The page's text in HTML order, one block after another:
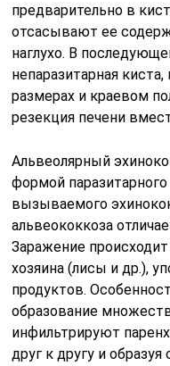
предварительно в
отсасывают ее
наглухо. В
непаразитарная
размерах и краевом
резекция печени
Альвеолярный
формой
вызываемого
альвеококкоза
Заражение
хозяина (лисы и др.),
продуктов.
образование
инфильтрируют
друг к другу и